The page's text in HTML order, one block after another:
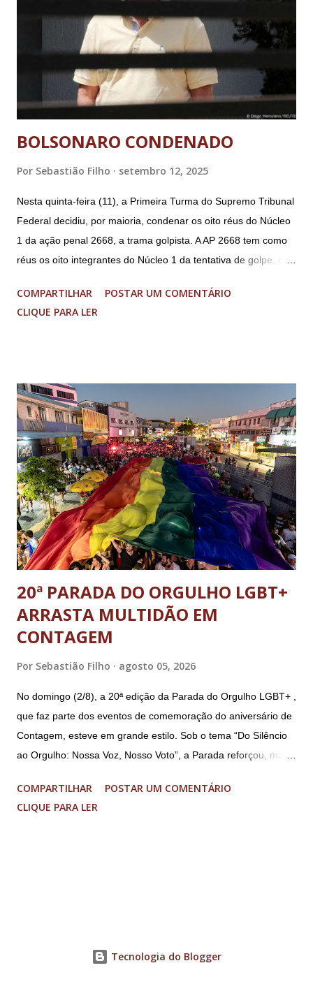
BOLSONARO CONDENADO
Por Sebastião Filho setembro 12, 2025
Nesta quinta-feira (11), a Primeira Turma do Supremo Tribunal
Federal decidiu, por maioria, condenar os oito réus do Núcleo
1 da ação penal 2668, a trama golpista. A AP 2668 tem como
réus os oito integrantes do Núcleo 1 da tentativa de golpe, ou
(PGR): o deputado federal Alexandre Ramagem, ex-diretor da
Agência Brasileira de Inteligência (Abin); o almirante Almir
Segurança Institucional (GSI); o tenente-coronel Mauro Cid,
ex-ajudante de ordens de Bolsonaro (réu-colaborador); o ex-
presidente da República Jair Bolsonaro; o general Paulo
Sérgio Nogueira, ex-ministro da Defesa; e o general da
reserva Walter Braga Netto, ex-ministro da Casa Civil e da
Defesa. A acusação envolveu os crimes de tentativa de
abolição violenta do Estado Democrático de Direito, golpe de
E...
COMPARTILHAR
POSTAR UM COMENTÁRIO
CLIQUE PARA LER
20ª PARADA DO ORGULHO LGBT+
ARRASTA MULTIDÃO EM
CONTAGEM
Por Sebastião Filho agosto 05, 2026
No domingo (2/8), a 20ª edição da Parada do Orgulho LGBT+ ,
que faz parte dos eventos de comemoração do aniversário de
Contagem, esteve em grande estilo. Sob o tema “Do Silêncio
ao Orgulho: Nossa Voz, Nosso Voto”, a Parada reforçou, mais
município. A concentração foi na Praça da Glória, que estava
preparada com um palco e contou com diversos shows,
por ser um movimento de resistência, de ocupação das ruas e
COMPARTILHAR
POSTAR UM COMENTÁRIO
CLIQUE PARA LER
Tecnologia do Blogger